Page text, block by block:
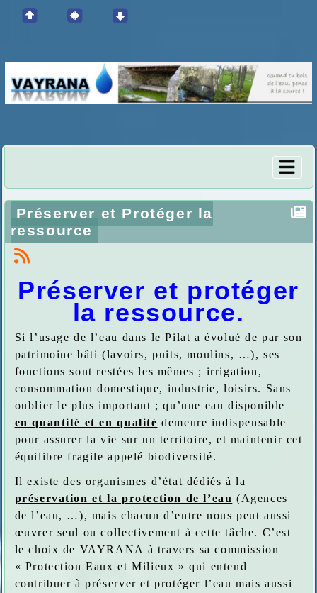
Préserver et Protéger la
ressource
Préserver et protéger
la ressource.
Si l’usage de l’eau dans le Pilat a évolué de par son
patrimoine bâti (lavoirs, puits, moulins, …), ses
fonctions sont restées les mêmes ; irrigation,
consommation domestique, industrie, loisirs. Sans
oublier le plus important ; qu’une eau disponible
en quantité et en qualité demeure indispensable
pour assurer la vie sur un territoire, et maintenir cet
équilibre fragile appelé biodiversité.
Il existe des organismes d’état dédiés à la
préservation et la protection de l’eau (Agences
de l’eau, …), mais chacun d’entre nous peut aussi
œuvrer seul ou collectivement à cette tâche. C’est
le choix de VAYRANA à travers sa commission
« Protection Eaux et Milieux » qui entend
contribuer à préserver et protéger l’eau mais aussi